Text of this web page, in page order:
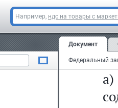
Например, ндс на товары с
Документ